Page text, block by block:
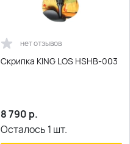
нет отзывов
Скрипка KING LOS HSHB-003
8 790 р.
Осталось 1 шт.